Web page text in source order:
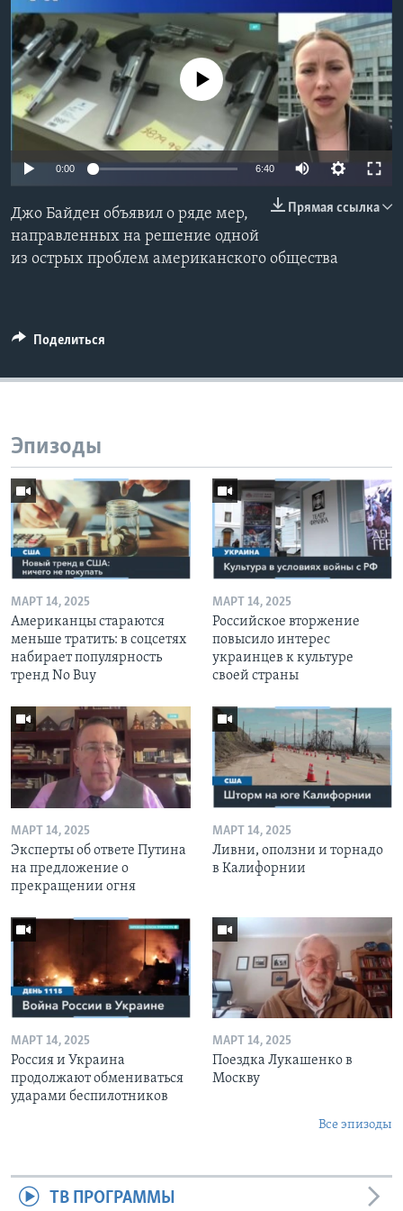
Learning English
СОЦИАЛЬНЫЕ СЕТИ
Языки
No media source currently available
0:00 6:40
Прямая ссылка
Джо Байден объявил о ряде мер,
направленных на решение одной
из острых проблем американского общества
Поделиться
Эпизоды
МАРТ 14, 2025
Американцы стараются
меньше тратить: в соцсетях
набирает популярность
тренд No Buy
МАРТ 14, 2025
Российское вторжение
повысило интерес
украинцев к культуре
своей страны
МАРТ 14, 2025
Эксперты об ответе Путина
на предложение о
прекращении огня
МАРТ 14, 2025
Ливни, оползни и торнадо
в Калифорнии
МАРТ 14, 2025
Россия и Украина
продолжают обмениваться
ударами беспилотников
МАРТ 14, 2025
Поездка Лукашенко в
Москву
Все эпизоды
ТВ ПРОГРАММЫ